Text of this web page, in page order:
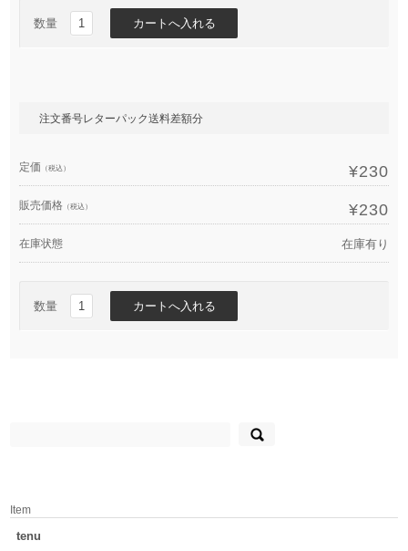
数量
注文番号レターパック送料差額分
定価 （税込） ¥230
販売価格 （税込） ¥230
在庫状態 在庫有り
数量
Item
tenu